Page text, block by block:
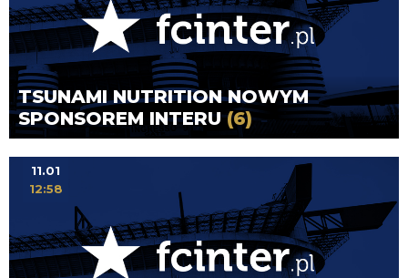
TSUNAMI NUTRITION NOWYM
SPONSOREM INTERU(6)
11.01
12:58